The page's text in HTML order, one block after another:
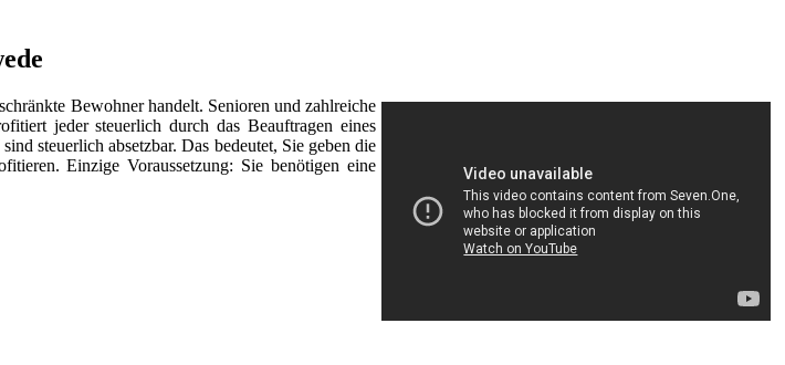
Bewohner handelt. Senioren und zahlreiche
jeder steuerlich durch das Beauftragen eines
steuerlich absetzbar. Das bedeutet, Sie geben die
Einzige Voraussetzung: Sie benötigen eine